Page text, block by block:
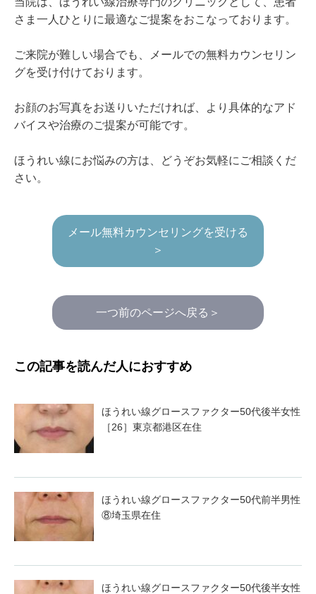
さま一人ひとりに最適なご提案をおこなっております。
ご来院が難しい場合でも、メールでの無料カウンセリン
グを受け付けております。
お顔のお写真をお送りいただければ、より具体的なアド
バイスや治療のご提案が可能です。
ほうれい線にお悩みの方は、どうぞお気軽にご相談くだ
さい。
メール無料カウンセリングを受ける
＞
一つ前のページへ戻る＞
この記事を読んだ人におすすめ
ほうれい線グロースファクター50代後半女性
［26］東京都港区在住
ほうれい線グロースファクター50代前半男性
⑧埼玉県在住
ほうれい線グロースファクター50代後半女性